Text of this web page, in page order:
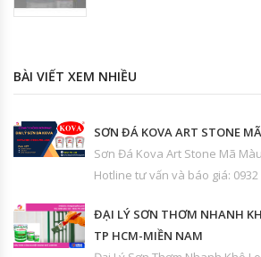
BÀI VIẾT XEM NHIỀU
SƠN ĐÁ KOVA ART STONE
Sơn Đá Kova Art Stone Mã
Hotline tư vấn và báo giá: 0932
ĐẠI LÝ SƠN THƠM NHANH
TP HCM-MIỀN NAM